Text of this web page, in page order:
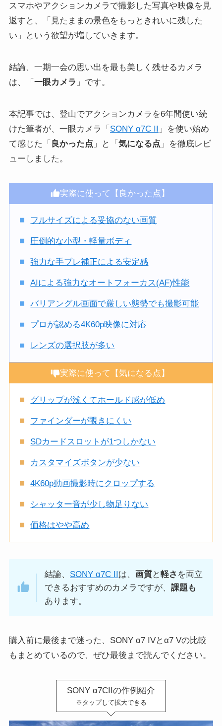
スマホやアクションカメラで撮影した写真や映像を見
返すと、「見たままの景色をもっときれいに残した
い」という欲望が増していきます。
結論、一期一会の思い出を最も美しく残せるカメラ
は、「 一眼カメラ 」です。
本記事では、登山でアクションカメラを6年間使い続
けた筆者が、一眼カメラ「 SONY α7C II 」を使い始め
て感じた「 良かった点 」と「 気になる点 」を徹底レビ
ューしました。
実際に使って【良かった点】
フルサイズによる妥協のない画質
圧倒的な小型・軽量ボディ
強力な手ブレ補正による安定感
AIによる強力なオートフォーカス(AF)性能
バリアングル画面で厳しい態勢でも撮影可能
プロが認める4K60p映像に対応
レンズの選択肢が多い
実際に使って【気になる点】
グリップが浅くてホールド感が低め
ファインダーが覗きにくい
SDカードスロットが1つしかない
カスタマイズボタンが少ない
4K60p動画撮影時にクロップする
シャッター音が少し物足りない
価格はやや高め
結論、 SONY α7C IIは、画質と軽さ を両立
できるおすすめのカメラですが、課題も
あります。
購入前に最後まで迷った、SONY α7 IVとα7 Vの比較
もまとめているので、ぜひ最後まで読んでください。
SONY α7CIIの作例紹介
※タップして拡大できる